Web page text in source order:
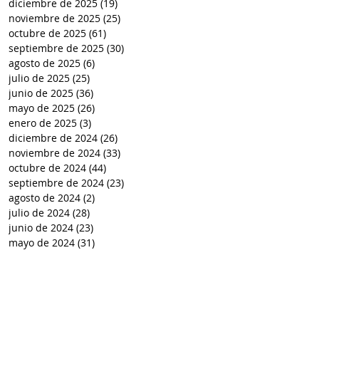
diciembre de 2025 (19)
noviembre de 2025 (25)
octubre de 2025 (61)
septiembre de 2025 (30)
agosto de 2025 (6)
julio de 2025 (25)
junio de 2025 (36)
mayo de 2025 (26)
enero de 2025 (3)
diciembre de 2024 (26)
noviembre de 2024 (33)
octubre de 2024 (44)
septiembre de 2024 (23)
agosto de 2024 (2)
julio de 2024 (28)
junio de 2024 (23)
mayo de 2024 (31)